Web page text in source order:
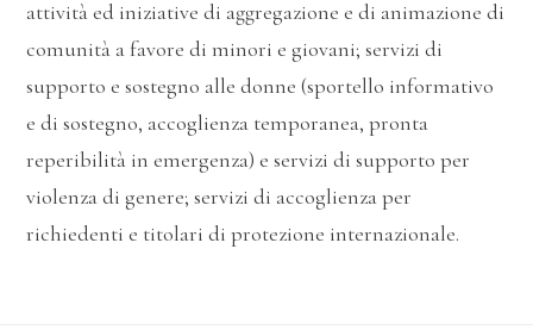
attività ed iniziative di aggregazione e di animazione di
comunità a favore di minori e giovani; servizi di
supporto e sostegno alle donne (sportello informativo
e di sostegno, accoglienza temporanea, pronta
reperibilità in emergenza) e servizi di supporto per
violenza di genere; servizi di accoglienza per
richiedenti e titolari di protezione internazionale.